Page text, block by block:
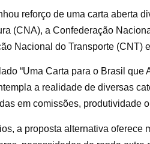
reforço de uma carta aberta
(CNA), a Confederação
Nacional do Transporte (CNT)
“Uma Carta para o Brasil
a realidade de diversas
em comissões, produtividade
a proposta alternativa